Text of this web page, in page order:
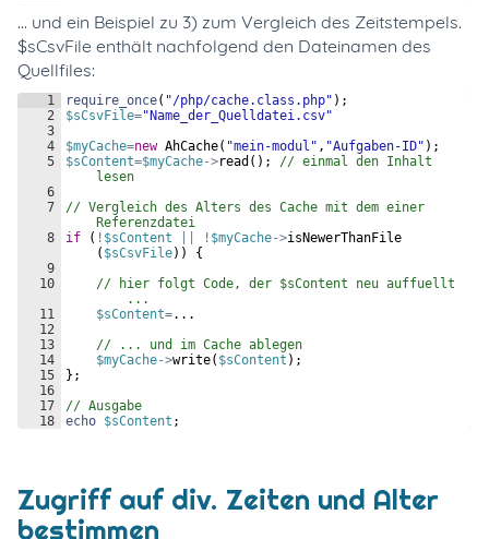
... und ein Beispiel zu 3) zum Vergleich des Zeitstempels.
$sCsvFile enthält nachfolgend den Dateinamen des
Quellfiles:
1
2
3
4
5
6
7
8
9
10
11
12
13
14
15
16
17
18
require_once( "/php/cache.class.php" ) ;
$sCsvFile="Name_der_Quelldatei.csv"
$myCache=new AhCache( "mein-modul" , "Aufgaben-ID" ) ;
$sContent=$myCache->read ( ) ;
// einmal den Inhalt
lesen
// Vergleich des Alters des Cache mit dem einer
Referenzdatei
if
( ! $sContent ! $myCache->isNewerThanFile
( $sCsvFile))
{
// hier folgt Code, der $sContent neu auffuellt
...
$sContent=...
// ... und im Cache ablegen
$myCache->write( $sContent ) ;
} ;
// Ausgabe
echo $sContent ;
Zugriff auf div. Zeiten und Alter
bestimmen